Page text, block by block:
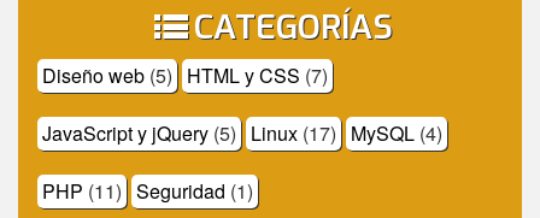
CATEGORÍAS
Diseño web (5) HTML y CSS (7)
JavaScript y jQuery (5) Linux (17) MySQL (4)
PHP (11) Seguridad (1)